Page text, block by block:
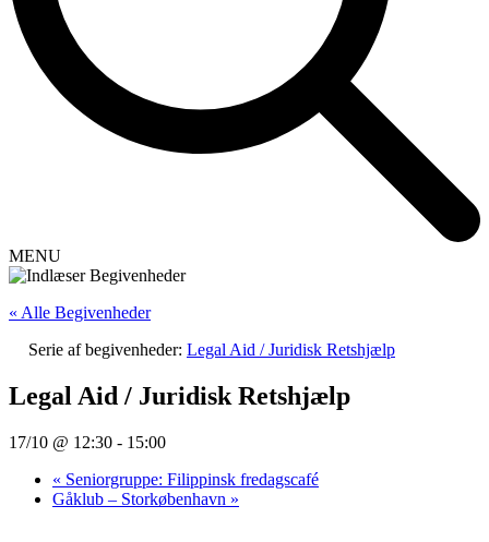
MENU
« Alle Begivenheder
Serie af begivenheder: Legal Aid / Juridisk Retshjælp
Legal Aid / Juridisk Retshjælp
17/10 @ 12:30 - 15:00
« Seniorgruppe: Filippinsk fredagscafé
Gåklub – Storkøbenhavn »